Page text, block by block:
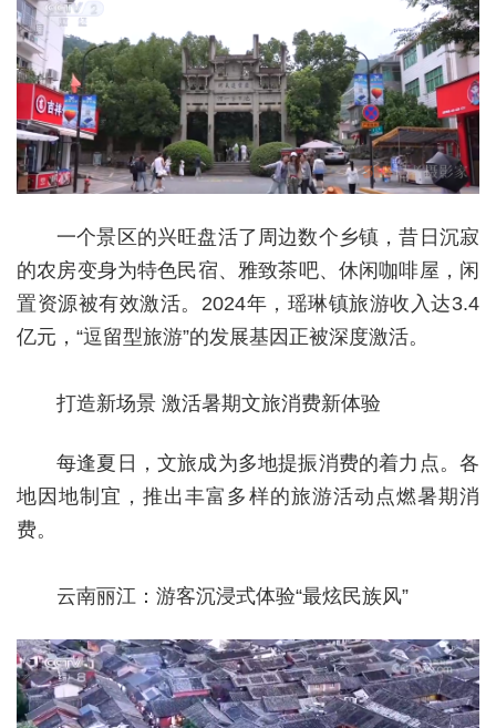
一个景区的兴旺盘活了周边数个乡镇，昔日沉寂
的农房变身为特色民宿、雅致茶吧、休闲咖啡屋，闲
置资源被有效激活。2024年，瑶琳镇旅游收入达3.4
亿元，“逗留型旅游”的发展基因正被深度激活。
打造新场景 激活暑期文旅消费新体验
每逢夏日，文旅成为多地提振消费的着力点。各
地因地制宜，推出丰富多样的旅游活动点燃暑期消
费。
云南丽江：游客沉浸式体验“最炫民族风”